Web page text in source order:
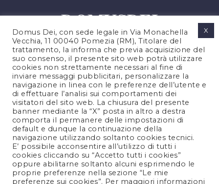
PRIVACY POLICY
COOKIES POLICY
LEGAL NOTES
CONTACTS
FOLLOW US
Domus Dei, con sede legale in Via Monachella
Vecchia, 11 00040 Pomezia (RM), Titolare del
trattamento, la informa che previa acquisizione del
suo consenso, il presente sito web potrà utilizzare
cookies non strettamente necessari al fine di
inviare messaggi pubblicitari, personalizzare la
navigazione in linea con le preferenze dell’utente e
di effettuare l’analisi sui comportamenti dei
visitatori del sito web. La chiusura del presente
banner mediante la “X” posta in altro a destra
comporta il permanere delle impostazioni di
default e dunque la continuazione della
navigazione utilizzando soltanto cookies tecnici.
E’ possibile acconsentire all’utilizzo di tutti i
cookies cliccando su “Accetto tutti i cookies”
oppure abilitarne soltanto alcuni esprimendo le
proprie preferenze nella sezione “Le mie
preferenze sui cookies”. Per maggiori informazioni
X